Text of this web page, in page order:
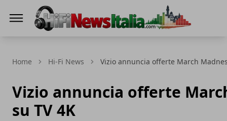
Home Hi-Fi News Vizio annuncia offerte March
Vizio annuncia offerte
su TV 4K